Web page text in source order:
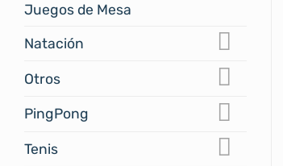
Juegos de Mesa
Natación
Otros
PingPong
Tenis